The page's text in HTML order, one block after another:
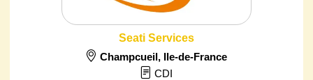
Seati Services
Champcueil, Ile-de-France
CDI